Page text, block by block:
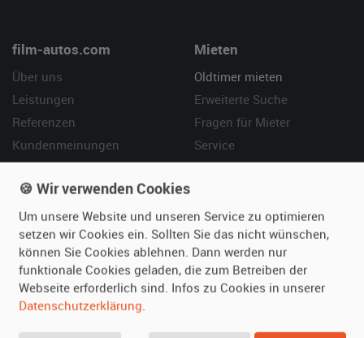
film-autos.com
Über uns
Leistungen
Referenzen
Kundenmeinungen
Mieten
Oldtimer mieten
Erweiterte Suche
Fragen für Mieter
Service
Vermieten
Oldtimer anmelden
Fotos senden
Fragen für Vermieter
Inserat verwalten
Häufige Fragen (FAQ)
So funktioniert's
Kontakt
🍪 Wir verwenden Cookies
Um unsere Website und unseren Service zu optimieren
setzen wir Cookies ein. Sollten Sie das nicht wünschen,
können Sie Cookies ablehnen. Dann werden nur
funktionale Cookies geladen, die zum Betreiben der
Webseite erforderlich sind. Infos zu Cookies in unserer
Datenschutzerklärung.